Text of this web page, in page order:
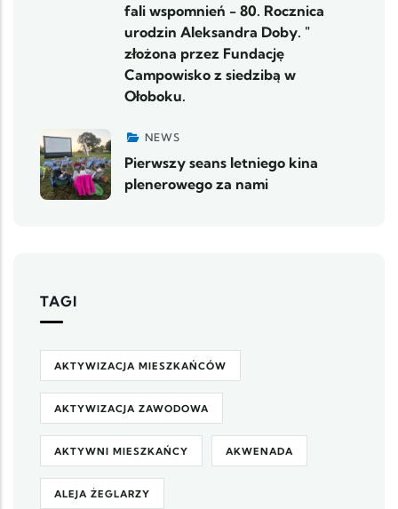
fali wspomnień - 80. Rocznica
urodzin Aleksandra Doby. "
złożona przez Fundację
Campowisko z siedzibą w
Ołoboku.
NEWS
Pierwszy seans letniego kina
plenerowego za nami
TAGI
AKTYWIZACJA MIESZKAŃCÓW
AKTYWIZACJA ZAWODOWA
AKTYWNI MIESZKAŃCY AKWENADA
ALEJA ŻEGLARZY